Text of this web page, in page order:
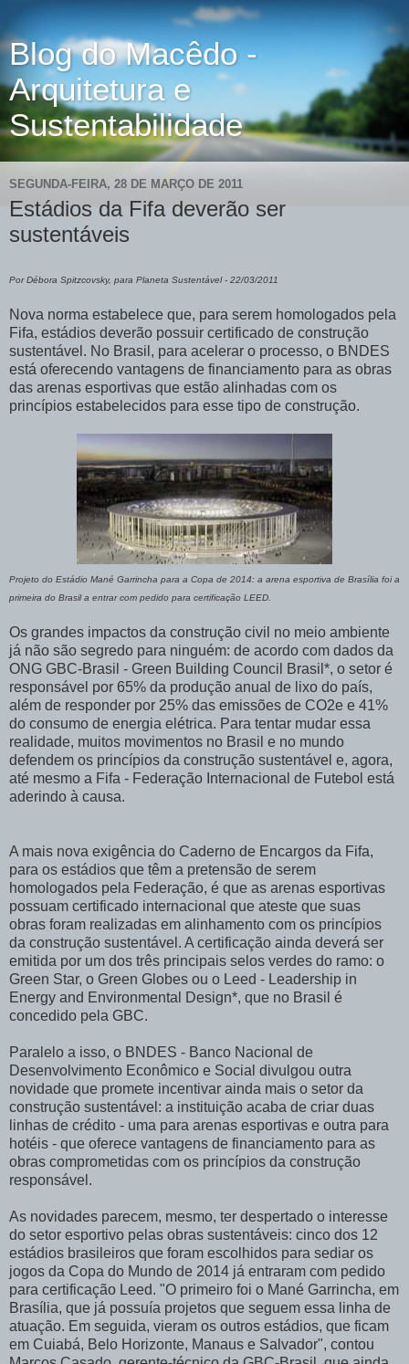
Blog do Macêdo -
Arquitetura e
Sustentabilidade
SEGUNDA-FEIRA, 28 DE MARÇO DE 2011
Estádios da Fifa deverão ser
sustentáveis
Por Débora Spitzcovsky, para Planeta Sustentável - 22/03/2011
Nova norma estabelece que, para serem homologados pela
Fifa, estádios deverão possuir certificado de construção
sustentável. No Brasil, para acelerar o processo, o BNDES
está oferecendo vantagens de financiamento para as obras
das arenas esportivas que estão alinhadas com os
princípios estabelecidos para esse tipo de construção.
Projeto do Estádio Mané Garrincha para a Copa de 2014: a arena esportiva de Brasília foi a
primeira do Brasil a entrar com pedido para certificação LEED.
Os grandes impactos da construção civil no meio ambiente
já não são segredo para ninguém: de acordo com dados da
ONG GBC-Brasil - Green Building Council Brasil*, o setor é
responsável por 65% da produção anual de lixo do país,
além de responder por 25% das emissões de CO2e e 41%
do consumo de energia elétrica. Para tentar mudar essa
realidade, muitos movimentos no Brasil e no mundo
defendem os princípios da construção sustentável e, agora,
até mesmo a Fifa - Federação Internacional de Futebol está
aderindo à causa.
A mais nova exigência do Caderno de Encargos da Fifa,
para os estádios que têm a pretensão de serem
homologados pela Federação, é que as arenas esportivas
possuam certificado internacional que ateste que suas
obras foram realizadas em alinhamento com os princípios
da construção sustentável. A certificação ainda deverá ser
emitida por um dos três principais selos verdes do ramo: o
Green Star, o Green Globes ou o Leed - Leadership in
Energy and Environmental Design*, que no Brasil é
concedido pela GBC.
Paralelo a isso, o BNDES - Banco Nacional de
Desenvolvimento Econômico e Social divulgou outra
novidade que promete incentivar ainda mais o setor da
construção sustentável: a instituição acaba de criar duas
linhas de crédito - uma para arenas esportivas e outra para
hotéis - que oferece vantagens de financiamento para as
obras comprometidas com os princípios da construção
responsável.
As novidades parecem, mesmo, ter despertado o interesse
do setor esportivo pelas obras sustentáveis: cinco dos 12
estádios brasileiros que foram escolhidos para sediar os
jogos da Copa do Mundo de 2014 já entraram com pedido
para certificação Leed. "O primeiro foi o Mané Garrincha, em
Brasília, que já possuía projetos que seguem essa linha de
atuação. Em seguida, vieram os outros estádios, que ficam
em Cuiabá, Belo Horizonte, Manaus e Salvador", contou